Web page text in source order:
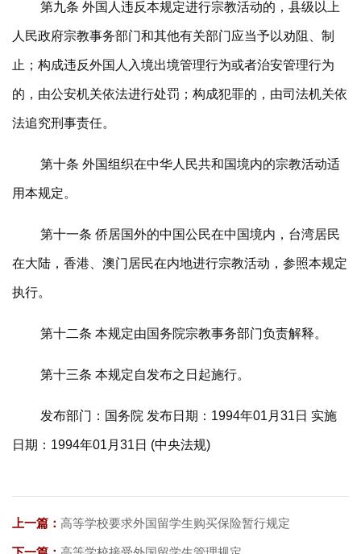
第九条 外国人违反本规定进行宗教活动的，县级以上
人民政府宗教事务部门和其他有关部门应当予以劝阻、制
止；构成违反外国人入境出境管理行为或者治安管理行为
的，由公安机关依法进行处罚；构成犯罪的，由司法机关依
法追究刑事责任。
第十条 外国组织在中华人民共和国境内的宗教活动适
用本规定。
第十一条 侨居国外的中国公民在中国境内，台湾居民
在大陆，香港、澳门居民在内地进行宗教活动，参照本规定
执行。
第十二条 本规定由国务院宗教事务部门负责解释。
第十三条 本规定自发布之日起施行。
发布部门：国务院 发布日期：1994年01月31日 实施
日期：1994年01月31日 (中央法规)
上一篇： 高等学校要求外国留学生购买保险暂行规定